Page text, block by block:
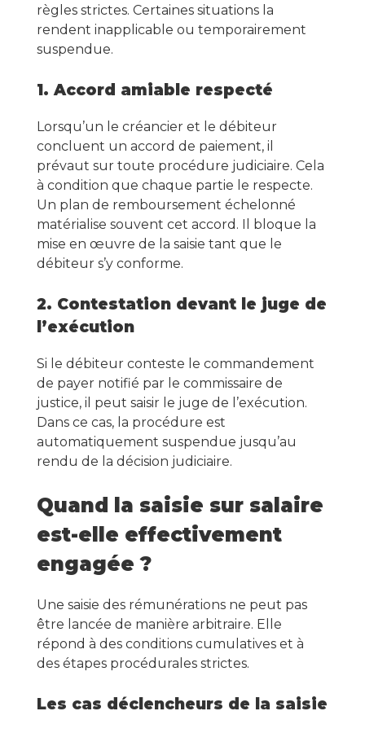
règles strictes. Certaines situations la
rendent inapplicable ou temporairement
suspendue.
1. Accord amiable respecté
Lorsqu’un le créancier et le débiteur
concluent un accord de paiement, il
prévaut sur toute procédure judiciaire. Cela
à condition que chaque partie le respecte.
Un plan de remboursement échelonné
matérialise souvent cet accord. Il bloque la
mise en œuvre de la saisie tant que le
débiteur s’y conforme.
2. Contestation devant le juge de
l’exécution
Si le débiteur conteste le commandement
de payer notifié par le commissaire de
justice, il peut saisir le juge de l’exécution.
Dans ce cas, la procédure est
automatiquement suspendue jusqu’au
rendu de la décision judiciaire.
Quand la saisie sur salaire
est-elle effectivement
engagée ?
Une saisie des rémunérations ne peut pas
être lancée de manière arbitraire. Elle
répond à des conditions cumulatives et à
des étapes procédurales strictes.
Les cas déclencheurs de la saisie